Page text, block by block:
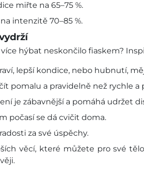
miřte na 65–75 %.
intenzitě 70–85 %.
hýbat neskončilo fiaskem?
lepší kondice, nebo hubnutí,
pomalu a pravidelně než rychle a
je zábavnější a pomáhá udržet
počasí se dá cvičit doma.
za své úspěchy.
věcí, které můžete pro své